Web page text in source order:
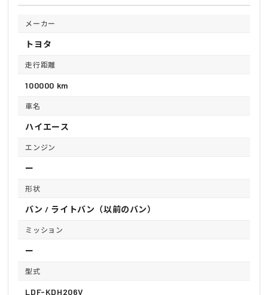
メーカー
トヨタ
走行距離
100000 km
車名
ハイエース
エンジン
ー
形状
バン / ライトバン（以前のバン）
ミッション
ー
型式
LDF-KDH206V